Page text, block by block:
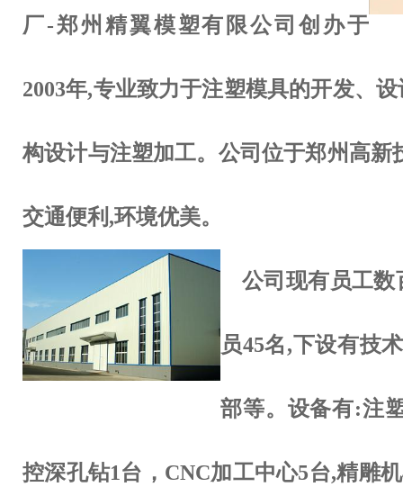
厂-郑州精翼模塑有限公司创办于
2003年,专业致力于注塑模具的开发、
构设计与注塑加工。公司位于郑州高新
交通便利,环境优美。
公司现有员工
员45名,下设有技
部等。设备有:注
控深孔钻1台，CNC加工中心5台,精雕